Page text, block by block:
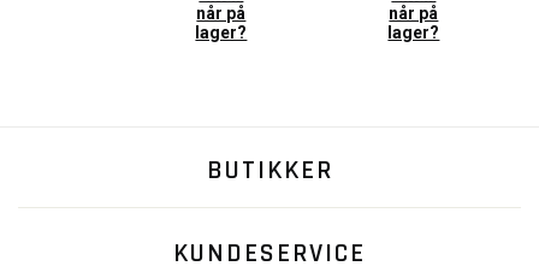
når på
lager?
når på
lager?
BUTIKKER
KUNDESERVICE